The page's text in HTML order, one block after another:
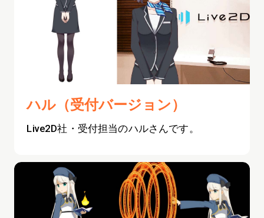
ハル（受付バージョン）
Live2D社・受付担当のハルさんです。